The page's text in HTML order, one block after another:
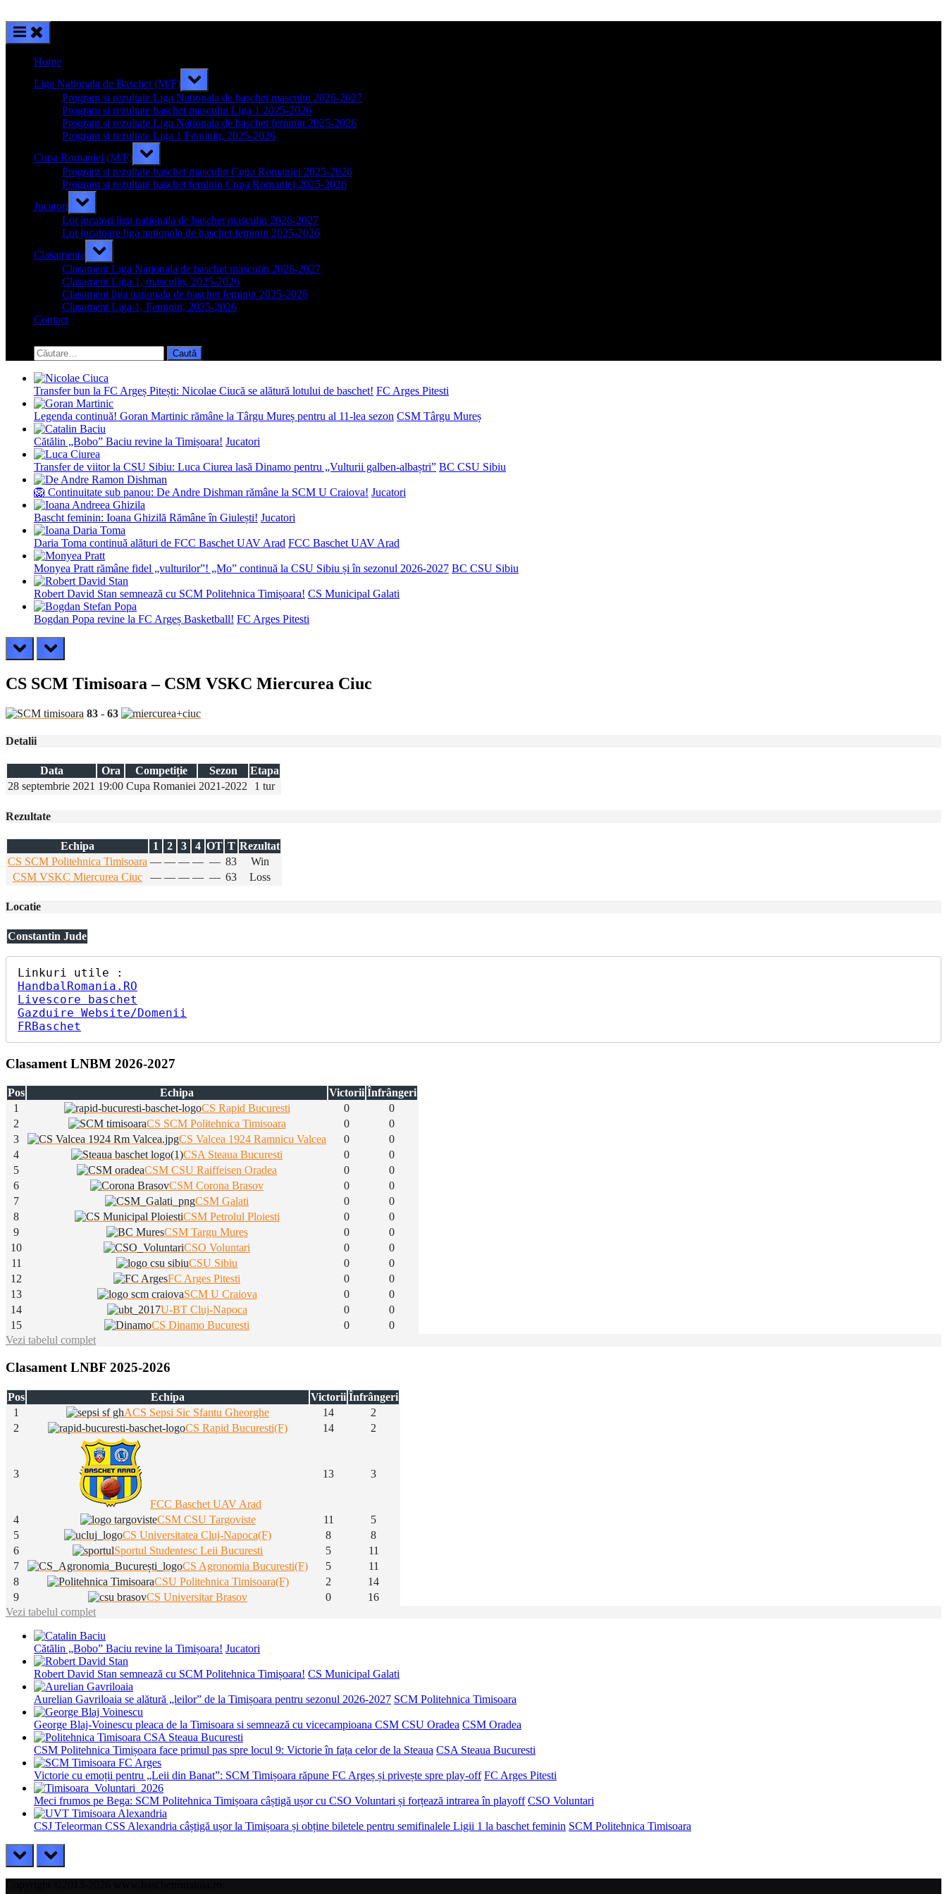
Home
Liga Nationala de Baschet (M/F)
Toggle
sub-
menu
Program si rezultate Liga Nationala de baschet masculin 2026-2027
Program si rezultate baschet masculin Liga 1 2025-2026
Program si rezultate Liga Nationala de baschet feminin 2025-2026
Program si rezultate Liga 1 Feminin, 2025-2026
Cupa Romaniei (M/F)
Toggle
sub-
menu
Program si rezultate baschet masculin Cupa Romaniei 2025-2026
Program si rezultate baschet feminin Cupa Romaniei 2025-2026
Jucatori
Toggle
sub-
menu
Lot jucatori liga nationala de baschet masculin 2026-2027
Lot jucatoare liga nationala de baschet feminin 2025-2026
Clasamente
Toggle
sub-
menu
Clasament Liga Nationala de baschet masculin 2026-2027
Clasament Liga 1, masculin, 2025-2026
Clasament liga nationala de baschet feminin 2025-2026
Clasament Liga 1, Feminin, 2025-2026
Contact
search
form
Caută
după:
Transfer bun la FC Argeș Pitești: Nicolae Ciucă se alătură lotului de baschet! FC Arges Pitesti
Legenda continuă! Goran Martinic rămâne la Târgu Mureș pentru al 11-lea sezon CSM Târgu Mureș
Cătălin „Bobo” Baciu revine la Timișoara! Jucatori
Transfer de viitor la CSU Sibiu: Luca Ciurea lasă Dinamo pentru „Vulturii galben-albaștri” BC CSU Sibiu
🦁 Continuitate sub panou: De Andre Dishman rămâne la SCM U Craiova! Jucatori
Bascht feminin: Ioana Ghizilă Rămâne în Giulești! Jucatori
Daria Toma continuă alături de FCC Baschet UAV Arad FCC Baschet UAV Arad
Monyea Pratt rămâne fidel „vulturilor”! „Mo” continuă la CSU Sibiu și în sezonul 2026-2027 BC CSU Sibiu
Robert David Stan semnează cu SCM Politehnica Timișoara! CS Municipal Galati
Bogdan Popa revine la FC Argeș Basketball! FC Arges Pitesti
prev next
CS SCM Timisoara – CSM VSKC Miercurea Ciuc
83 - 63
Detalii
Data Ora Competiție Sezon
Etapa
28 septembrie 2021 19:00 Cupa Romaniei 2021-2022 1 tur
Rezultate
Echipa 1 2 3 4 OT T Rezultat
CS SCM Politehnica Timisoara — — — — — 83
Win
CSM VSKC Miercurea Ciuc
— — — — — 63 Loss
Locatie
Constantin Jude
HandbalRomania.RO
Livescore baschet
Gazduire Website/Domenii
FRBaschet
Clasament LNBM 2026-2027
Pos Echipa Victorii Înfrângeri
1
CS Rapid Bucuresti 0
0
2
CS SCM Politehnica Timisoara 0
0
3
CS Valcea 1924 Ramnicu Valcea 0
0
4
CSA Steaua Bucuresti 0
0
5
CSM CSU Raiffeisen Oradea 0
0
6
CSM Corona Brasov 0
0
7
CSM Galati 0
0
8
CSM Petrolul Ploiesti 0
0
9
CSM Targu Mures 0
0
10
CSO Voluntari 0
0
11
CSU Sibiu 0
0
12
FC Arges Pitesti 0
0
13
SCM U Craiova 0
0
14
U-BT Cluj-Napoca 0
0
15
CS Dinamo Bucuresti 0
0
Vezi tabelul complet
Clasament LNBF 2025-2026
Pos Echipa Victorii Înfrângeri
1
ACS Sepsi Sic Sfantu Gheorghe 14
2
2
CS Rapid Bucuresti(F) 14 2
3
FCC Baschet UAV Arad
13 3
4 CSM CSU Targoviste 11
5
5
CS Universitatea Cluj-Napoca(F) 8
8
6
Sportul Studentesc Leii Bucuresti 5
11
7
CS Agronomia Bucuresti(F) 5
11
8
CSU Politehnica Timisoara(F) 2
14
9
CS Universitar Brasov 0
16
Vezi tabelul complet
Cătălin „Bobo” Baciu revine la Timișoara! Jucatori
Robert David Stan semnează cu SCM Politehnica Timișoara! CS Municipal Galati
Aurelian Gavriloaia se alătură „leilor” de la Timișoara pentru sezonul 2026-2027 SCM Politehnica Timisoara
George Blaj-Voinescu pleaca de la Timisoara si semnează cu vicecampioana CSM CSU Oradea CSM Oradea
CSM Politehnica Timișoara face primul pas spre locul 9: Victorie în fața celor de la Steaua CSA Steaua Bucuresti
Victorie cu emoții pentru „Leii din Banat”: SCM Timișoara răpune FC Argeș și privește spre play-off FC Arges Pitesti
Meci frumos pe Bega: SCM Politehnica Timișoara câștigă ușor cu CSO Voluntari și forțează intrarea în playoff CSO Voluntari
CSJ Teleorman CSS Alexandria câștigă ușor la Timișoara și obține biletele pentru semifinalele Ligii 1 la baschet feminin SCM Politehnica Timisoara
prev next